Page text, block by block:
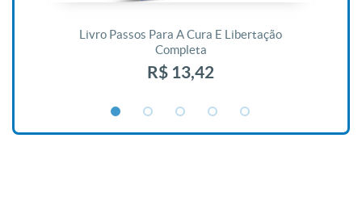
Livro Passos Para A Cura E Libertação
Completa
R$ 13,42